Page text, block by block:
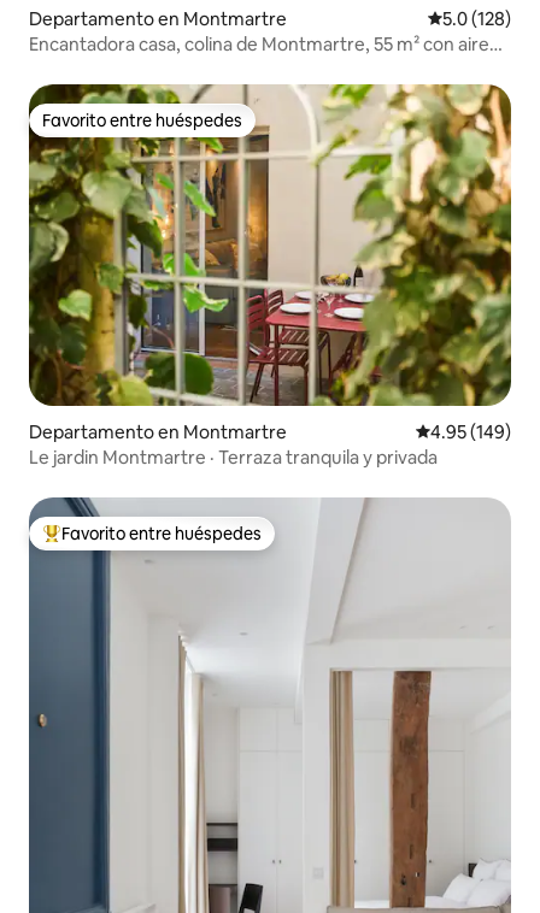
Departamento en Montmartre Calificación
5.0 (128)
Encantadora casa, colina de Montmartre, 55 m² con aire
Favorito entre huéspedes
Favorito entre huéspedes
Departamento en Montmartre Calificación
4.95 (149)
Le jardin Montmartre · Terraza tranquila y privada
De los mejores en Favorito entre huéspedes
Favorito entre huéspedes